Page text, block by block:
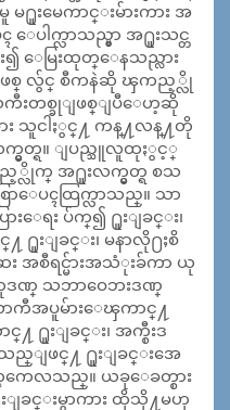
မ႐ူးမေကာင္းမ်ားကား အ
ၚ ေပါက္လာသည္မွာ အ႐ူးသင္တ
၍ ေမြးထုတ္ေနသည္လား
စ္ လွ်င္ စီကနဲဆို ၾကည့္လို
ကီးတစ္ခုျဖစ္ျပီေဟ့ဆို
သူငါႏွင္႔ ကန္႔လန္႔တို
တ္ရ။ ျပည္သူလူထုႏွင့္
လိုက္ အ႐ူးလက္မွတ္ရ စသ
ြာေပၚထြက္လာသည္။ သာ
ားေရး ပ်က္၍ ႐ူးျခင္း၊
႐ူးျခင္း၊ မနာလို႐ႈစိ
အစီရင္မ်ားအသံုးခ်ကာ ယု
တုဒဏ္ သဘာဝေဘးဒဏ္
ာကီအပူမ်ားေၾကာင္႔
င္႔ ႐ူးျခင္း၊ အက္စီးဒ
ည္ျဖင္႔ ႐ူးျခင္းအေ
ေလသည္။ ယခုေခတ္စား
ျခင္းမွာကား ထိုသို႔မဟု